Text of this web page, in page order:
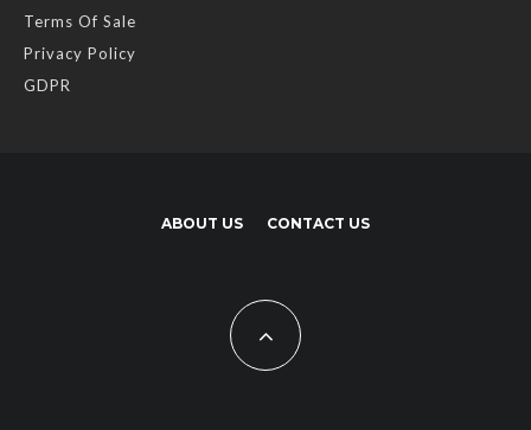
Terms Of Sale
Privacy Policy
GDPR
ABOUT US CONTACT US